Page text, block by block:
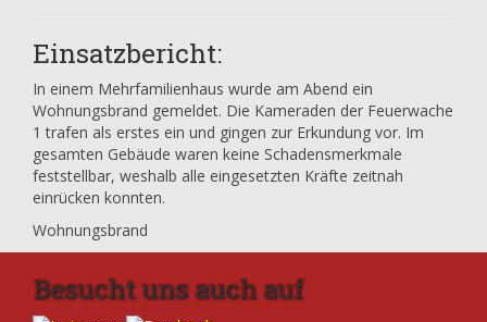
Einsatzbericht:
In einem Mehrfamilienhaus wurde am Abend ein
Wohnungsbrand gemeldet. Die Kameraden der Feuerwache
1 trafen als erstes ein und gingen zur Erkundung vor. Im
gesamten Gebäude waren keine Schadensmerkmale
feststellbar, weshalb alle eingesetzten Kräfte zeitnah
einrücken konnten.
Wohnungsbrand
Besucht uns auch auf